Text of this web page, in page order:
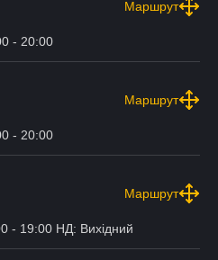
Маршрут
- 20:00
Маршрут
- 20:00
Маршрут
- 19:00 НД: Вихідний